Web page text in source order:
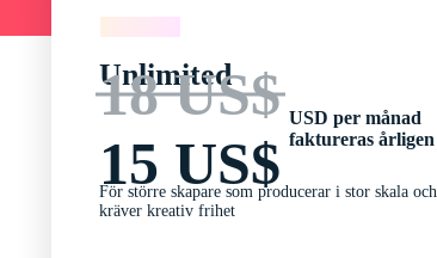
Unlimited
18 US$
15 US$
USD per månad
faktureras årligen
För större skapare som producerar i stor skala och
kräver kreativ frihet